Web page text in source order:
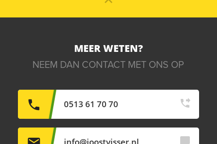
MEER WETEN?
NEEM DAN CONTACT MET ONS OP
0513 61 70 70
info@joostvisser.nl